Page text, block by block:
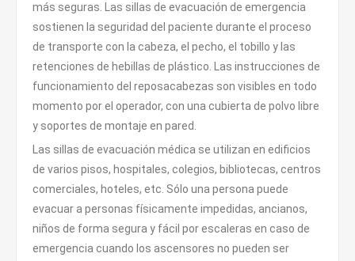
más seguras. Las sillas de evacuación de emergencia
sostienen la seguridad del paciente durante el proceso
de transporte con la cabeza, el pecho, el tobillo y las
retenciones de hebillas de plástico. Las instrucciones de
funcionamiento del reposacabezas son visibles en todo
momento por el operador, con una cubierta de polvo libre
y soportes de montaje en pared.
Las sillas de evacuación médica se utilizan en edificios
de varios pisos, hospitales, colegios, bibliotecas, centros
comerciales, hoteles, etc. Sólo una persona puede
evacuar a personas físicamente impedidas, ancianos,
niños de forma segura y fácil por escaleras en caso de
emergencia cuando los ascensores no pueden ser